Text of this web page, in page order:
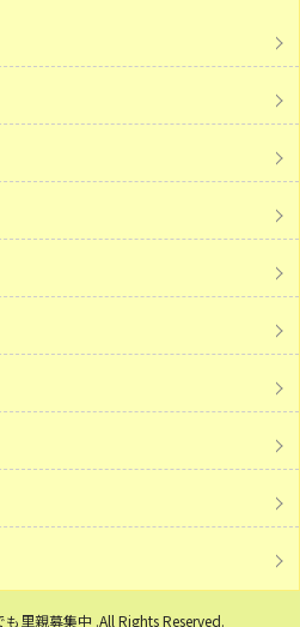
里親募集中 .All Rights Reserved.